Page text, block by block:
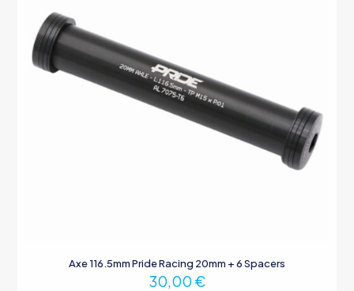
Axe 116.5mm Pride Racing 20mm + 6 Spacers
30,00 €